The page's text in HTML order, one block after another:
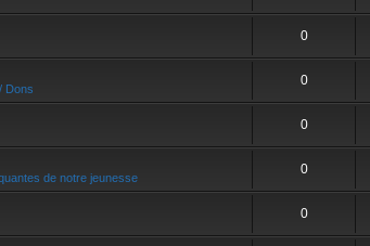
0
Dons
0
0
de notre jeunesse
0
0